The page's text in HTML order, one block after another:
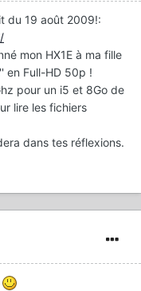
du 19 août 2009!:
mon HX1E à ma fille
en Full-HD 50p !
pour un i5 et 8Go de
lire les fichiers
dans tes réflexions.